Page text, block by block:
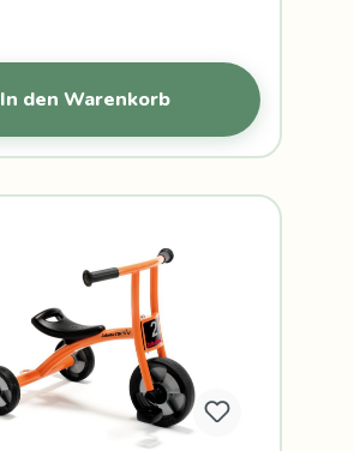
In den Warenkorb